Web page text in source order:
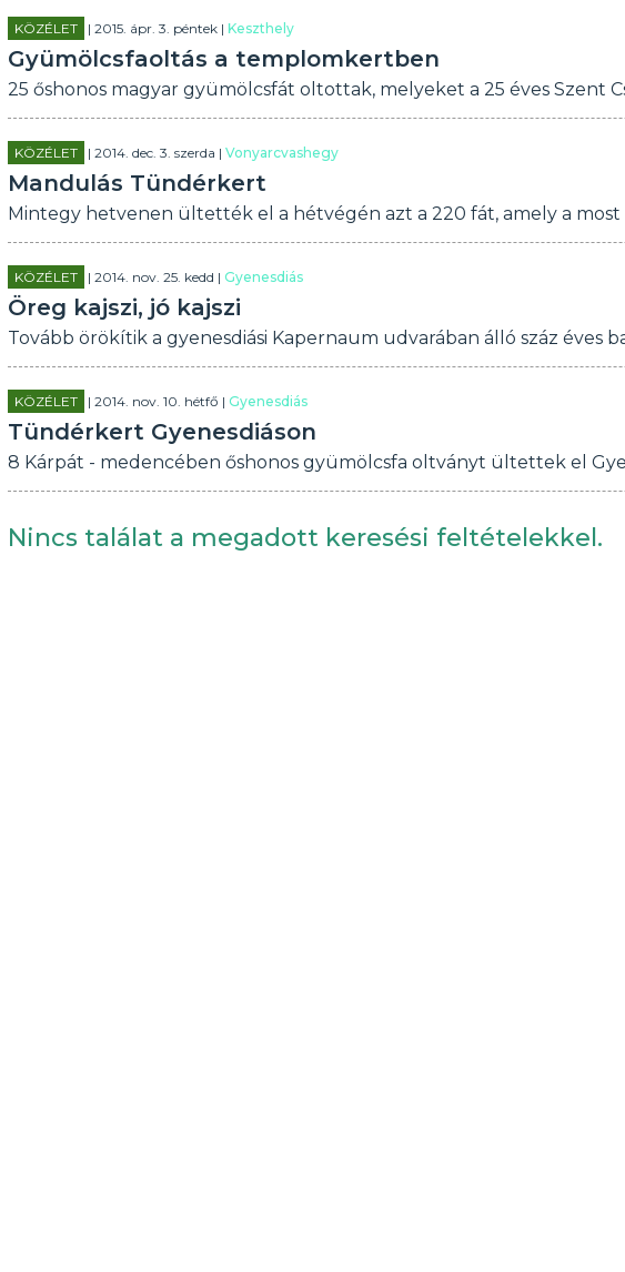
KÖZÉLET | 2015. ápr. 3. péntek | Keszthely
Gyümölcsfaoltás a templomkertben
25 őshonos magyar gyümölcsfát oltottak, melyeket a 25 éves Szent
KÖZÉLET | 2014. dec. 3. szerda | Vonyarcvashegy
Mandulás Tündérkert
Mintegy hetvenen ültették el a hétvégén azt a 220 fát, amely a
KÖZÉLET | 2014. nov. 25. kedd | Gyenesdiás
Öreg kajszi, jó kajszi
Tovább örökítik a gyenesdiási Kapernaum udvarában álló száz éves
KÖZÉLET | 2014. nov. 10. hétfő | Gyenesdiás
Tündérkert Gyenesdiáson
8 Kárpát - medencében őshonos gyümölcsfa oltványt ültettek el
Nincs találat a megadott keresési feltételekkel.